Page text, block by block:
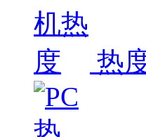
热